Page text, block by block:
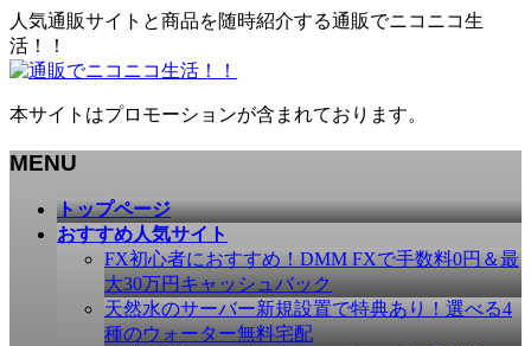
人気通販サイトと商品を随時紹介する通販でニコニコ生
活！！
本サイトはプロモーションが含まれております。
MENU
トップページ
おすすめ人気サイト
FX初心者におすすめ！DMM FXで手数料0円＆最
大30万円キャッシュバック
天然水のサーバー新規設置で特典あり！選べる4
種のウォーター無料宅配